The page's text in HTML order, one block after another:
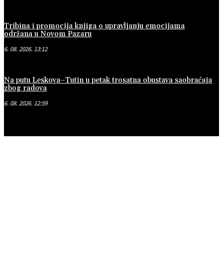
Tribina i promocija knjiga o upravljanju emocijama
održana u Novom Pazaru
6. 08. 2026. 13:12
Na putu Leskova–Tutin u petak trosatna obustava saobraćaja
zbog radova
6. 08. 2026. 12:59